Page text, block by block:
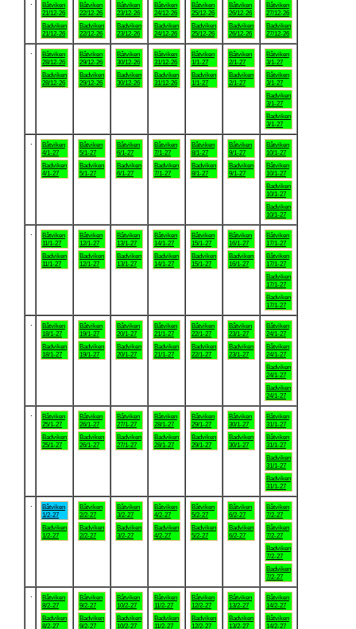
Båtviken
21/12-26
Badviken
21/12-26
Båtviken
22/12-26
Badviken
22/12-26
Båtviken
23/12-26
Badviken
23/12-26
Båtviken
24/12-26
Badviken
24/12-26
Båtviken
25/12-26
Badviken
25/12-26
Båtviken
26/12-26
Badviken
26/12-26
Båtviken
27/12-26
Badviken
27/12-26
Båtviken
28/12-26
Badviken
28/12-26
Båtviken
29/12-26
Badviken
29/12-26
Båtviken
30/12-26
Badviken
30/12-26
Båtviken
31/12-26
Badviken
31/12-26
Båtviken
1/1-27
Badviken
1/1-27
Båtviken
2/1-27
Badviken
2/1-27
Båtviken
3/1-27
Båtviken
3/1-27
Badviken
3/1-27
Badviken
3/1-27
Båtviken
4/1-27
Badviken
4/1-27
Båtviken
5/1-27
Badviken
5/1-27
Båtviken
6/1-27
Badviken
6/1-27
Båtviken
7/1-27
Badviken
7/1-27
Båtviken
8/1-27
Badviken
8/1-27
Båtviken
9/1-27
Badviken
9/1-27
Båtviken
10/1-27
Båtviken
10/1-27
Badviken
10/1-27
Badviken
10/1-27
Båtviken
11/1-27
Badviken
11/1-27
Båtviken
12/1-27
Badviken
12/1-27
Båtviken
13/1-27
Badviken
13/1-27
Båtviken
14/1-27
Badviken
14/1-27
Båtviken
15/1-27
Badviken
15/1-27
Båtviken
16/1-27
Badviken
16/1-27
Båtviken
17/1-27
Båtviken
17/1-27
Badviken
17/1-27
Badviken
17/1-27
Båtviken
18/1-27
Badviken
18/1-27
Båtviken
19/1-27
Badviken
19/1-27
Båtviken
20/1-27
Badviken
20/1-27
Båtviken
21/1-27
Badviken
21/1-27
Båtviken
22/1-27
Badviken
22/1-27
Båtviken
23/1-27
Badviken
23/1-27
Båtviken
24/1-27
Båtviken
24/1-27
Badviken
24/1-27
Badviken
24/1-27
Båtviken
25/1-27
Badviken
25/1-27
Båtviken
26/1-27
Badviken
26/1-27
Båtviken
27/1-27
Badviken
27/1-27
Båtviken
28/1-27
Badviken
28/1-27
Båtviken
29/1-27
Badviken
29/1-27
Båtviken
30/1-27
Badviken
30/1-27
Båtviken
31/1-27
Båtviken
31/1-27
Badviken
31/1-27
Badviken
31/1-27
Båtviken
1/2-27
Badviken
1/2-27
Båtviken
2/2-27
Badviken
2/2-27
Båtviken
3/2-27
Badviken
3/2-27
Båtviken
4/2-27
Badviken
4/2-27
Båtviken
5/2-27
Badviken
5/2-27
Båtviken
6/2-27
Badviken
6/2-27
Båtviken
7/2-27
Båtviken
7/2-27
Badviken
7/2-27
Badviken
7/2-27
Båtviken
8/2-27
Badviken
8/2-27
Båtviken
9/2-27
Badviken
9/2-27
Båtviken
10/2-27
Badviken
10/2-27
Båtviken
11/2-27
Badviken
11/2-27
Båtviken
12/2-27
Badviken
12/2-27
Båtviken
13/2-27
Badviken
13/2-27
Båtviken
14/2-27
Båtviken
14/2-27